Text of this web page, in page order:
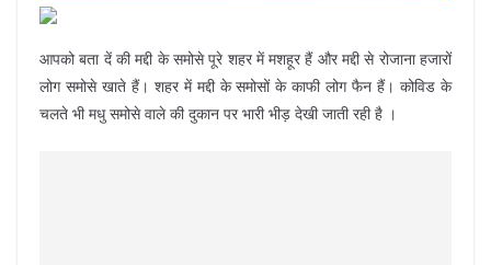
आपको बता दें की मद्दी के समोसे पूरे शहर में मशहूर हैं और मद्दी से रोजाना हजारों
लोग समोसे खाते हैं। शहर में मद्दी के समोसों के काफी लोग फैन हैं। कोविड के
चलते भी मधु समोसे वाले की दुकान पर भारी भीड़ देखी जाती रही है ।